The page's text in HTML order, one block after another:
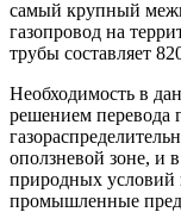
самый крупный
газопровод на
трубы составляет
Необходимость в
решением перевода
оползневой зоне, и
природных условий
промышленные